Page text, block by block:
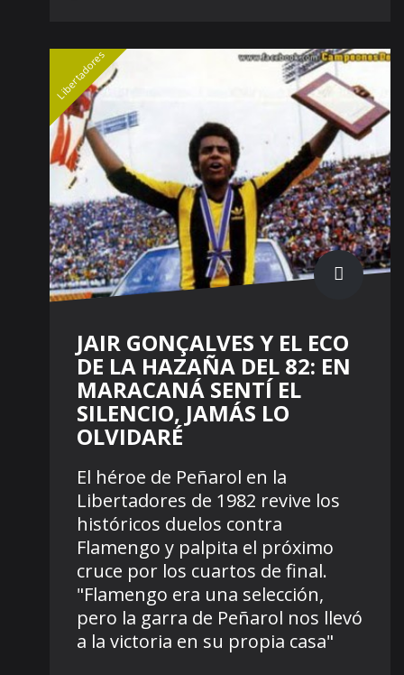
Libertadores
JAIR GONÇALVES Y EL ECO
DE LA HAZAÑA DEL 82: EN
MARACANÁ SENTÍ EL
SILENCIO, JAMÁS LO
OLVIDARÉ
El héroe de Peñarol en la
Libertadores de 1982 revive los
históricos duelos contra
Flamengo y palpita el próximo
cruce por los cuartos de final.
"Flamengo era una selección,
pero la garra de Peñarol nos llevó
a la victoria en su propia casa"